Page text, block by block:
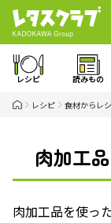
レシピ 読みもの
レシピ 食材からレ
肉加工
肉加工品を使っ